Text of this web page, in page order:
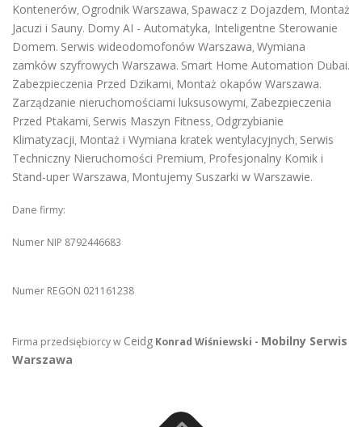
Kontenerów, Ogrodnik Warszawa, Spawacz z Dojazdem, Montaż
Jacuzi i Sauny. Domy AI - Automatyka, Inteligentne Sterowanie
Domem. Serwis wideodomofonów Warszawa, Wymiana
zamków szyfrowych Warszawa. Smart Home Automation Dubai.
Zabezpieczenia Przed Dzikami, Montaż okapów Warszawa.
Zarządzanie nieruchomościami luksusowymi, Zabezpieczenia
Przed Ptakami, Serwis Maszyn Fitness, Odgrzybianie
Klimatyzacji, Montaż i Wymiana kratek wentylacyjnych, Serwis
Techniczny Nieruchomości Premium, Profesjonalny Komik i
Stand-uper Warszawa, Montujemy Suszarki w Warszawie.
Dane firmy:
Numer NIP 8792446683
Numer REGON 021161238
Firma przedsiębiorcy w Ceidg Konrad Wiśniewski - Mobilny Serwis
Warszawa